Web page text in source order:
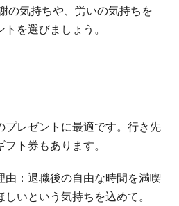
の気持ちや、労いの気持ちを
を選びましょう。
プレゼントに最適です。行き先
ト券もあります。
由：退職後の自由な時間を満喫
いという気持ちを込めて。